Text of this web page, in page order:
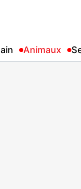
Animaux